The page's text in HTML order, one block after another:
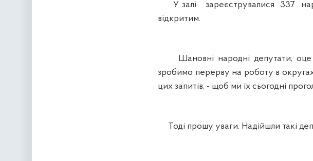
У залі зареєструвалися 337
відкритим.
Шановні народні депутати, оце
зробимо перерву на роботу в округах,
цих запитів, - щоб ми їх сьогодні
Тоді прошу уваги. Надійшли такі